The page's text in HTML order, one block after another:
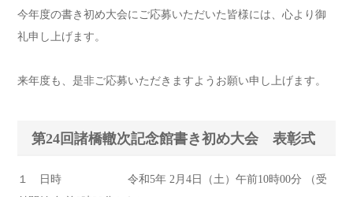
今年度の書き初め大会にご応募いただいた皆様には、心より御
礼申し上げます。
来年度も、是非ご応募いただきますようお願い申し上げます。
第24回諸橋轍次記念館書き初め大会 表彰式
１ 日時 令和5年 2月4日（土）午前10時00分 （受